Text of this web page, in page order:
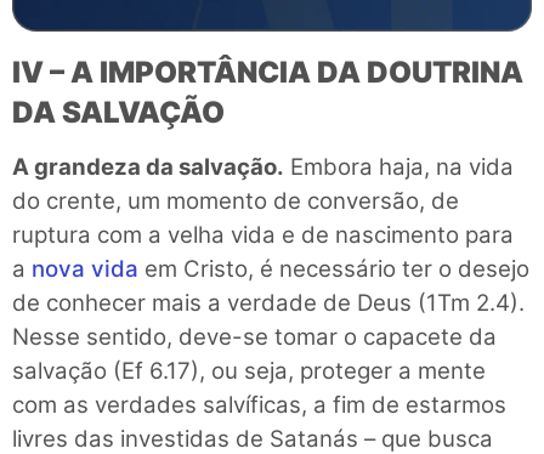
IV – A IMPORTÂNCIA DA DOUTRINA
DA SALVAÇÃO
A grandeza da salvação. Embora haja, na vida
do crente, um momento de conversão, de
ruptura com a velha vida e de nascimento para
a nova vida em Cristo, é necessário ter o desejo
de conhecer mais a verdade de Deus (1Tm 2.4).
Nesse sentido, deve-se tomar o capacete da
salvação (Ef 6.17), ou seja, proteger a mente
com as verdades salvíficas, a fim de estarmos
livres das investidas de Satanás – que busca